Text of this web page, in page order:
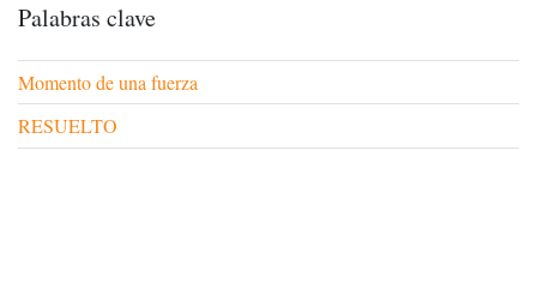
Palabras clave
Momento de una fuerza
RESUELTO